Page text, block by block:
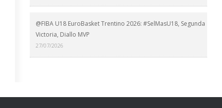
@FIBA U18 EuroBasket Trentino 2026: #SelMasU18, Segunda
Victoria, Diallo MVP
27/07/2026